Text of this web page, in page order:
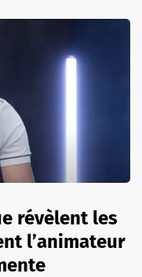
révèlent les
l’animateur